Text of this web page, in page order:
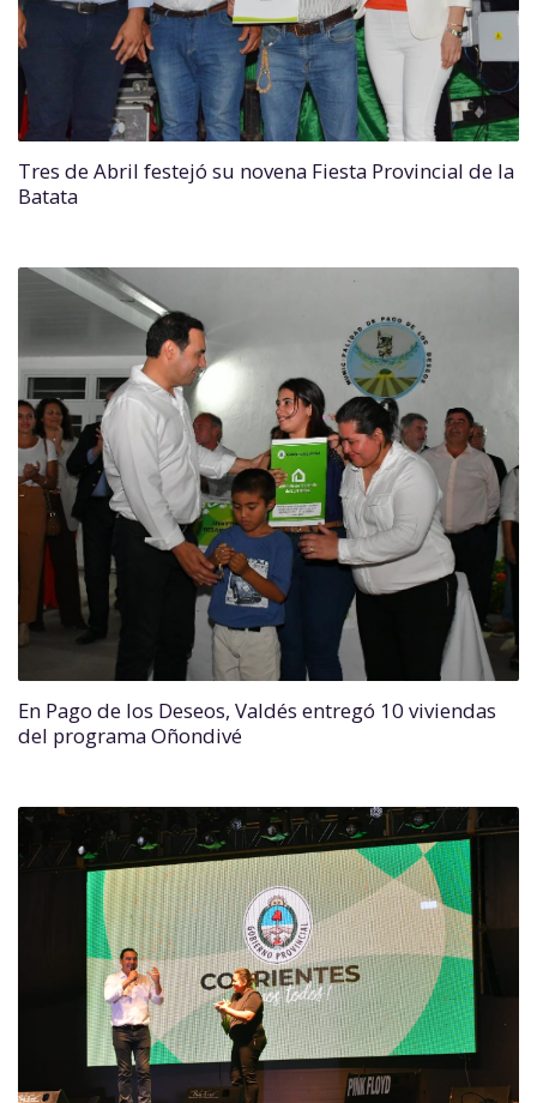
Tres de Abril festejó su novena Fiesta Provincial de la
Batata
En Pago de los Deseos, Valdés entregó 10 viviendas
del programa Oñondivé